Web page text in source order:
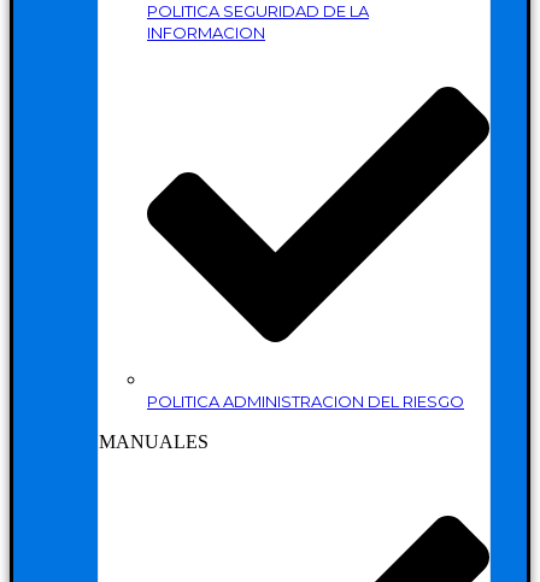
POLITICA SEGURIDAD DE LA
INFORMACION
POLITICA ADMINISTRACION DEL RIESGO
MANUALES